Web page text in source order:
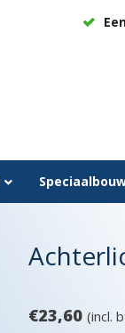
€23,60 (incl.